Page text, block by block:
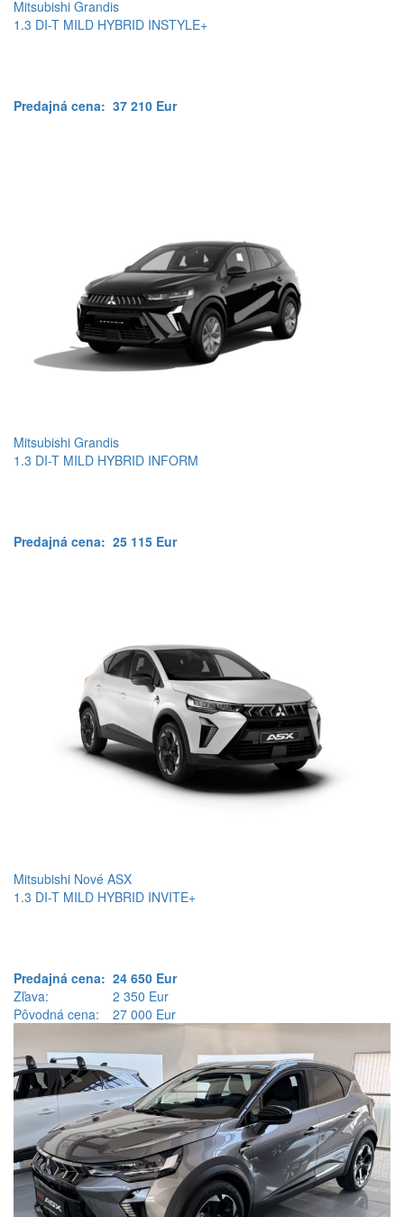
Mitsubishi Grandis
1.3 DI-T MILD HYBRID INSTYLE+
Predajná cena: 37 210 Eur
Mitsubishi Grandis
1.3 DI-T MILD HYBRID INFORM
Predajná cena: 25 115 Eur
Mitsubishi Nové ASX
1.3 DI-T MILD HYBRID INVITE+
Predajná cena: 24 650 Eur
Zľava:
2 350 Eur
Pôvodná cena:
27 000 Eur